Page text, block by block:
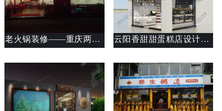
老火锅装修——重庆两路滴滴老火锅店装修 云阳香甜甜蛋糕店设计案例